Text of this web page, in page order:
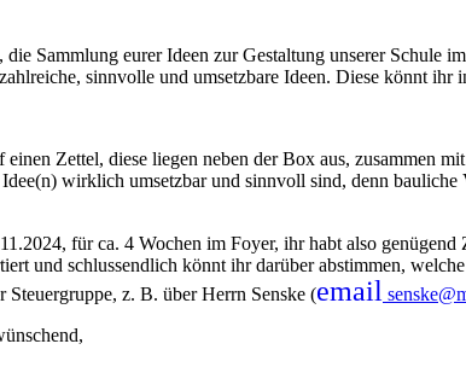
Sammlung eurer Ideen zur Gestaltung unserer Schule
sinnvolle und umsetzbare Ideen. Diese könnt
einen Zettel, diese liegen neben der Box aus, zusammen
wirklich umsetzbar und sinnvoll sind, denn
für ca. 4 Wochen im Foyer, ihr habt also
und schlussendlich könnt ihr darüber abstimmen,
Steuergruppe, z. B. über Herrn Senske (email